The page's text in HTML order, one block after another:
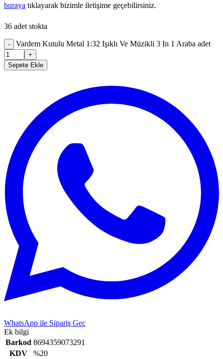
buraya tıklayarak bizimle iletişime geçebilirsiniz.
36 adet stokta
- Vardem Kutulu Metal 1:32 Işıklı Ve Müzikli 3 In 1 Araba adet
+
Sepete Ekle
WhatsApp ile Sipariş Geç
Ek bilgi
Barkod 8694359073291
KDV
%20